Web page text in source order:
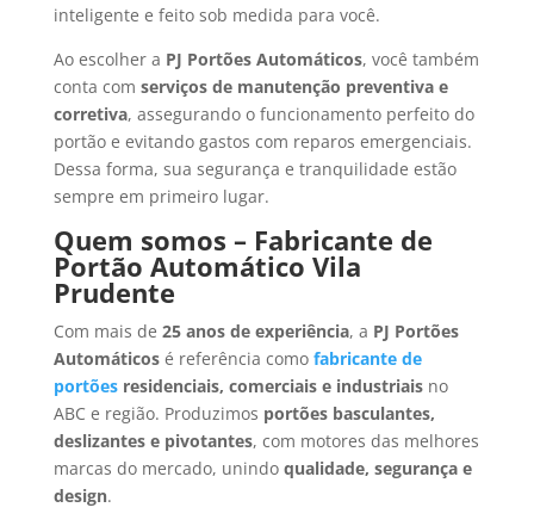
inteligente e feito sob medida para você.
Ao escolher a PJ Portões Automáticos, você também
conta com serviços de manutenção preventiva e
corretiva, assegurando o funcionamento perfeito do
portão e evitando gastos com reparos emergenciais.
Dessa forma, sua segurança e tranquilidade estão
sempre em primeiro lugar.
Quem somos – Fabricante de
Portão Automático Vila
Prudente
Com mais de 25 anos de experiência, a PJ Portões
Automáticosé referência como fabricante de
portõesresidenciais, comerciais e industriaisno
ABC e região. Produzimos portões basculantes,
deslizantes e pivotantes, com motores das melhores
marcas do mercado, unindo qualidade, segurança e
design.